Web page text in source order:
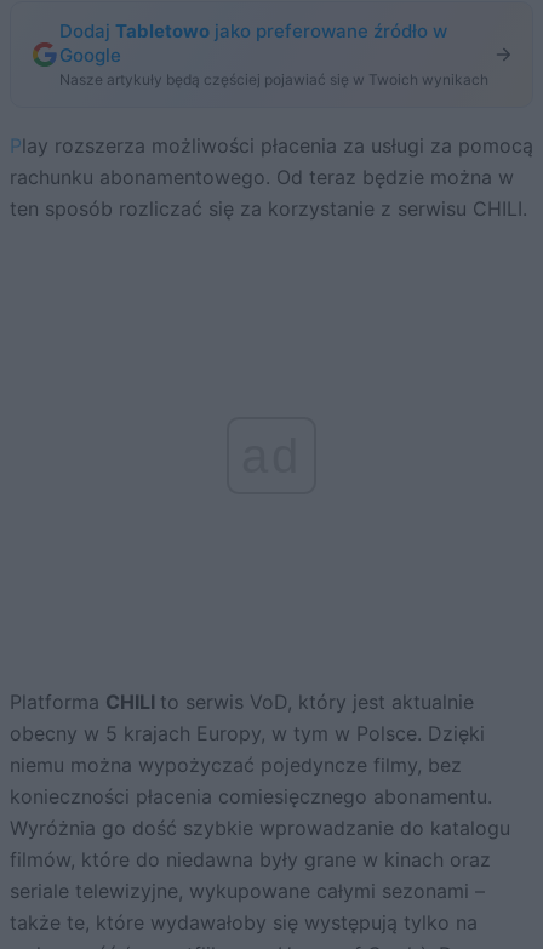
Dodaj Tabletowo jako preferowane źródło w
Google
Nasze artykuły będą częściej pojawiać się w Twoich wynikach
Play rozszerza możliwości płacenia za usługi za pomocą
rachunku abonamentowego. Od teraz będzie można w
ten sposób rozliczać się za korzystanie z serwisu CHILI.
Platforma CHILI to serwis VoD, który jest aktualnie
obecny w 5 krajach Europy, w tym w Polsce. Dzięki
niemu można wypożyczać pojedyncze filmy, bez
konieczności płacenia comiesięcznego abonamentu.
Wyróżnia go dość szybkie wprowadzanie do katalogu
filmów, które do niedawna były grane w kinach oraz
seriale telewizyjne, wykupowane całymi sezonami –
także te, które wydawałoby się występują tylko na